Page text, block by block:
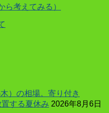
ら考えてみる）
）の相場。寄り付き
する夏休み 2026年8月6日